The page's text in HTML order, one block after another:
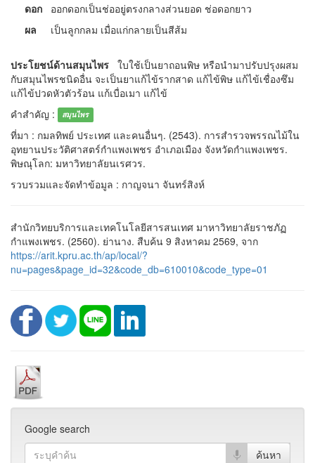
ดอก
ออกดอกเป็นช่ออยู่ตรงกลางส่วนยอด ช่อดอกยาว
ผล เป็นลูกกลม เมื่อแก่กลายเป็นสีส้ม
ประโยชน์ด้านสมุนไพร ใบใช้เป็นยาถอนพิษ หรือนำมาปรับปรุงผสม
กับสมุนไพรชนิดอื่น จะเป็นยาแก้ไข้รากสาด แก้ไข้พิษ แก้ไข้เชื่องซึม
แก้ไข้ปวดหัวตัวร้อน แก้เบื่อเมา แก้ไข้
คำสำคัญ :
สมุนไพร
ที่มา : กมลทิพย์ ประเทศ และคนอื่นๆ. (2543). การสำรวจพรรณไม้ใน
อุทยานประวัติศาสตร์กำแพงเพชร อำเภอเมือง จังหวัดกำแพงเพชร.
พิษณุโลก: มหาวิทยาลัยนเรศวร.
รวบรวมและจัดทำข้อมูล : กาญจนา จันทร์สิงห์
สำนักวิทยบริการและเทคโนโลยีสารสนเทศ มาหาวิทยาลัยราชภัฏ
กำแพงเพชร. (2560). ย่านาง. สืบค้น 9 สิงหาคม 2569, จาก
https://arit.kpru.ac.th/ap/local/?
nu=pages&page_id=32&code_db=610010&code_type=01
Google search